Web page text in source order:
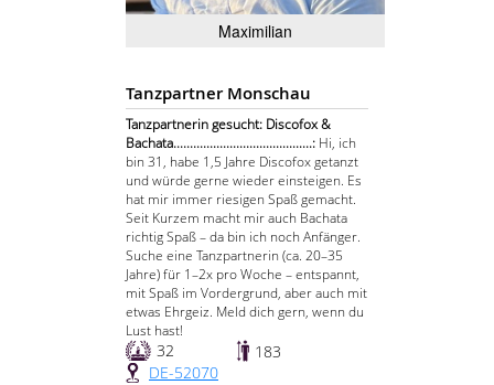
Maximilian
Tanzpartner Monschau
Tanzpartnerin gesucht: Discofox &
Bachata..........................................: Hi, ich
bin 31, habe 1,5 Jahre Discofox getanzt
und würde gerne wieder einsteigen. Es
hat mir immer riesigen Spaß gemacht.
Seit Kurzem macht mir auch Bachata
richtig Spaß – da bin ich noch Anfänger.
Suche eine Tanzpartnerin (ca. 20–35
Jahre) für 1–2x pro Woche – entspannt,
mit Spaß im Vordergrund, aber auch mit
etwas Ehrgeiz. Meld dich gern, wenn du
Lust hast!
32
183
DE-52070